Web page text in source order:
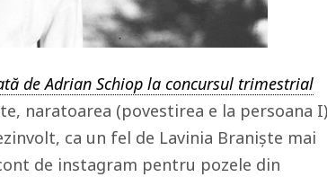
de Adrian Schiop la concursul trimestrial
naratoarea (povestirea e la persoana I)
ca un fel de Lavinia Braniște mai
de instagram pentru pozele din